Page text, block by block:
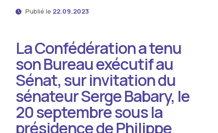
Publié le 22.09.2023
La Confédération a tenu
son Bureau exécutif au
Sénat, sur invitation du
sénateur Serge Babary, le
20 septembre sous la
présidence de Philippe